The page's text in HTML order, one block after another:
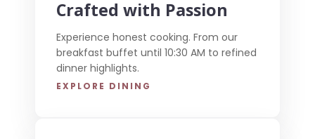
Crafted with Passion
Experience honest cooking. From our
breakfast buffet until 10:30 AM to refined
dinner highlights.
EXPLORE DINING